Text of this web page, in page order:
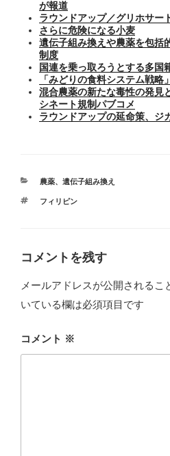
が報道
ラウンドアップ／グリホサー
さらに危険になる小麦
遺伝子組み換えや農薬を包括
制度
国連を乗っ取ろうとする多国
「みどりの食料システム戦略
混合農薬の新たな毒性の発見
シネート規制パブコメ
ラウンドアップの延命策、ジ
カ
ゴ
農薬、 遺伝子組み換え
タ
フィリピン
コメントを残す
メールアドレスが公開されるこ
いている欄は必須項目です
コメント ※